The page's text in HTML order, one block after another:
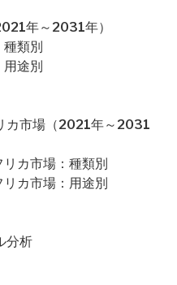
年～2031年）
種類別
用途別
カ市場（2021年～2031
カ市場：種類別
カ市場：用途別
分析